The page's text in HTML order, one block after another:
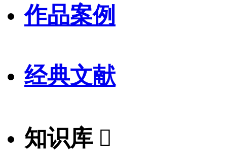
作品案例
经典文献
知识库 